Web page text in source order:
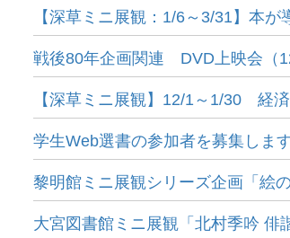
【深草ミニ展観：1/6～3/31】本が
戦後80年企画関連 DVD上映会（
【深草ミニ展観】12/1～1/30 経
学生Web選書の参加者を募集しま
黎明館ミニ展観シリーズ企画「絵
大宮図書館ミニ展観「北村季吟 俳